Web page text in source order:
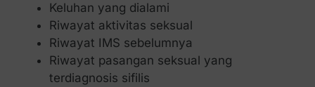
Keluhan yang dialami
Riwayat aktivitas seksual
Riwayat IMS sebelumnya
Riwayat pasangan seksual yang
terdiagnosis sifilis